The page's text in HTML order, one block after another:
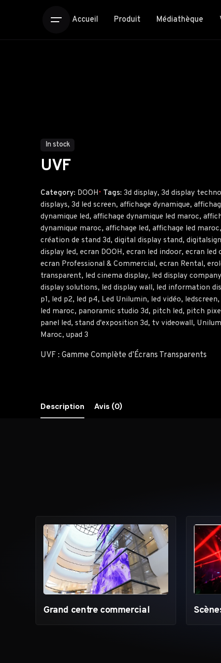
Accueil Produit Médiathèque
In stock
UVF
Category: DOOH Tags: 3d display, 3d display
displays, 3d led screen, affichage dynamique,
dynamique led, affichage dynamique led maroc,
dynamique maroc, affichage led, affichage led maroc,
création de stand 3d, digital display stand,
display led, ecran DOOH, ecran led indoor, ecran led
ecran Professional & Commercial, ecran Rental,
transparent, led cinema display, led display company
display solutions, led display wall, led information
p1, led p2, led p4, Led Unilumin, led vidéo, ledscreen,
led maroc, panoramic studio 3d, pitch led, pitch
panel led, stand d'exposition 3d, tv videowall,
Maroc, upad 3
UVF : Gamme Complète d’Écrans Transparents
Description Avis (0)
Grand centre commercial